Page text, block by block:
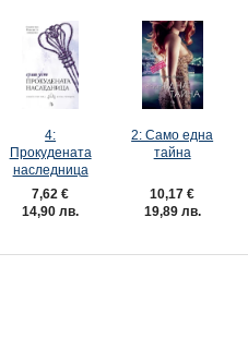
4:
Прокудената
наследница
7,62 €
14,90 лв.
2: Само една
тайна
10,17 €
19,89 лв.